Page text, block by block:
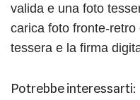
valida e una foto
carica foto fronte-
tessera e la firma
Potrebbe interessarti: